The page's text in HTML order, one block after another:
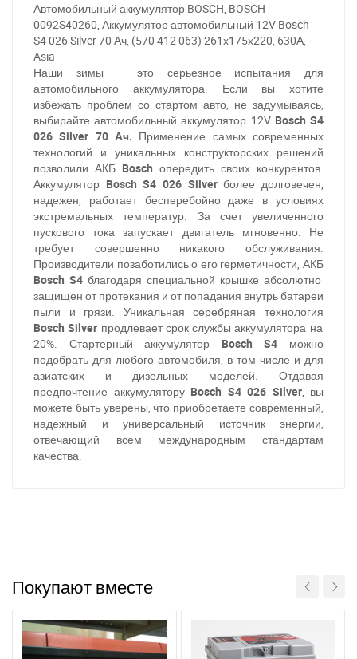
Автомобильный аккумулятор BOSCH, BOSCH
0092S40260, Аккумулятор автомобильный 12V Bosch
S4 026 Silver 70 Ач, (570 412 063) 261х175х220, 630А,
Asia
Наши зимы – это серьезное испытания для
автомобильного аккумулятора. Если вы хотите
избежать проблем со стартом авто, не задумываясь,
выбирайте автомобильный аккумулятор 12V Bosch S4
026 Silver 70 Ач. Применение самых современных
технологий и уникальных конструкторских решений
позволили АКБ Bosch опередить своих конкурентов.
Аккумулятор Bosch S4 026 Silverболее долговечен,
надежен, работает бесперебойно даже в условиях
экстремальных температур. За счет увеличенного
пускового тока запускает двигатель мгновенно.
Не
требует совершенно никакого обслуживания.
Производители позаботились о его герметичности, АКБ
Bosch S4 благодаря специальной крышке абсолютно
защищен от протекания и от попадания внутрь батареи
пыли и грязи. Уникальная серебряная технология
Bosch Silver продлевает срок службы аккумулятора на
20%. Стартерный аккумулятор Bosch S4 можно
подобрать для любого автомобиля, в том числе и для
азиатских и дизельных моделей. Отдавая
предпочтение аккумулятору Bosch S4 026 Silver, вы
можете быть уверены, что приобретаете современный,
надежный и универсальный источник энергии,
отвечающий всем международным стандартам
качества.
Покупают вместе